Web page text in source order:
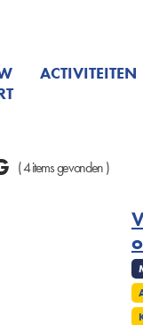
ACTIVITEITEN
( 4 items gevonden )